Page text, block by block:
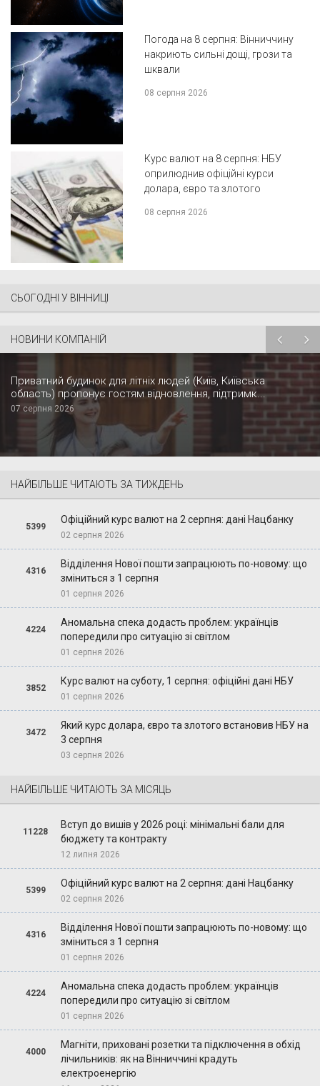
Погода на 8 серпня: Вінниччину
накриють сильні дощі, грози та
шквали
08 серпня 2026
Курс валют на 8 серпня: НБУ
оприлюднив офіційні курси
долара, євро та злотого
08 серпня 2026
СЬОГОДНІ У ВІННИЦІ
НОВИНИ КОМПАНІЙ
Приватний будинок для літніх людей (Київ, Київська
область) пропонує гостям відновлення, підтримк...
07 серпня 2026
НАЙБІЛЬШЕ ЧИТАЮТЬ ЗА ТИЖДЕНЬ
5399
Офіційний курс валют на 2 серпня: дані Нацбанку
02 серпня 2026
4316
Відділення Нової пошти запрацюють по-новому: що
зміниться з 1 серпня
01 серпня 2026
4224
Аномальна спека додасть проблем: українців
попередили про ситуацію зі світлом
01 серпня 2026
3852
Курс валют на суботу, 1 серпня: офіційні дані НБУ
01 серпня 2026
3472
Який курс долара, євро та злотого встановив НБУ на
3 серпня
03 серпня 2026
НАЙБІЛЬШЕ ЧИТАЮТЬ ЗА МІСЯЦЬ
11228
Вступ до вишів у 2026 році: мінімальні бали для
бюджету та контракту
12 липня 2026
5399
Офіційний курс валют на 2 серпня: дані Нацбанку
02 серпня 2026
4316
Відділення Нової пошти запрацюють по-новому: що
зміниться з 1 серпня
01 серпня 2026
4224
Аномальна спека додасть проблем: українців
попередили про ситуацію зі світлом
01 серпня 2026
4000
Магніти, приховані розетки та підключення в обхід
лічильників: як на Вінниччині крадуть
електроенергію